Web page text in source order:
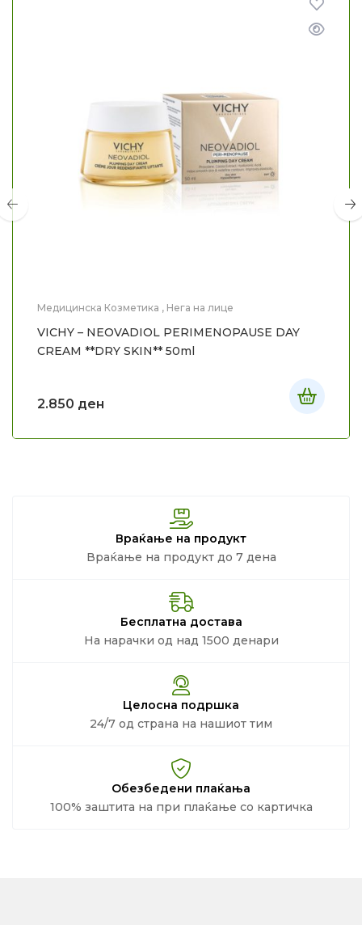
Медицинска Козметика , Нега на лице
VICHY – NEOVADIOL PERIMENOPAUSE DAY
CREAM **DRY SKIN** 50ml
2.850 ден
Враќање на продукт
Враќање на продукт до 7 дена
Бесплатна достава
На нарачки од над 1500 денари
Целосна подршка
24/7 од страна на нашиот тим
Обезбедени плаќања
100% заштита на при плаќање со картичка